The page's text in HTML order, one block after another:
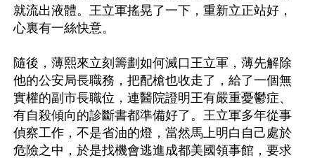
就流出液體。王立軍搖晃了一下，重新立正站好，
心裏有一絲快意。
隨後，薄熙來立刻籌劃如何滅口王立軍，薄先解除
他的公安局長職務，把配槍也收走了，給了一個無
實權的副市長職位，連醫院證明王有嚴重憂鬱症、
有自殺傾向的診斷書都準備好了。王立軍多年從事
偵察工作，不是省油的燈，當然馬上明白自己處於
危險之中，於是找機會逃進成都美國領事館，要求